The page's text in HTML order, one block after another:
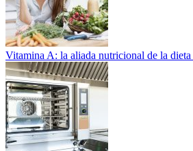
Vitamina A: la aliada nutricional de la